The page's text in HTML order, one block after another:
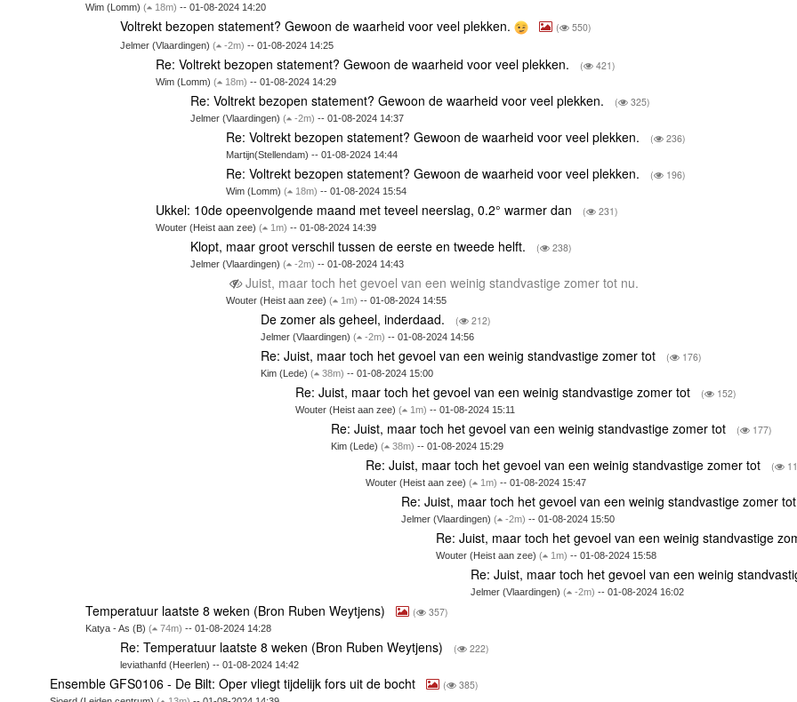
Wim (Lomm) ( 18m) -- 01-08-2024 14:20
Voltrekt bezopen statement? Gewoon de waarheid voor veel plekken. ( 550)
Jelmer (Vlaardingen)( -2m) -- 01-08-2024 14:25
Re: Voltrekt bezopen statement? Gewoon de waarheid voor veel plekken. ( 421)
Wim (Lomm) ( 18m) -- 01-08-2024 14:29
Re: Voltrekt bezopen statement? Gewoon de waarheid voor veel plekken. ( 325)
Jelmer (Vlaardingen)( -2m) -- 01-08-2024 14:37
Re: Voltrekt bezopen statement? Gewoon de waarheid voor veel plekken. ( 236)
Martijn(Stellendam) -- 01-08-2024 14:44
Re: Voltrekt bezopen statement? Gewoon de waarheid voor veel plekken. ( 196)
Wim (Lomm) ( 18m) -- 01-08-2024 15:54
Ukkel: 10de opeenvolgende maand met teveel neerslag, 0.2° warmer dan ( 231)
Wouter (Heist aan zee) ( 1m) -- 01-08-2024 14:39
Klopt, maar groot verschil tussen de eerste en tweede helft. ( 238)
Jelmer (Vlaardingen)( -2m) -- 01-08-2024 14:43
Juist, maar toch het gevoel van een weinig standvastige zomer tot nu.
Wouter (Heist aan zee) ( 1m) -- 01-08-2024 14:55
De zomer als geheel, inderdaad. ( 212)
Jelmer (Vlaardingen) ( -2m) -- 01-08-2024 14:56
Re: Juist, maar toch het gevoel van een weinig standvastige zomer tot ( 176)
Kim (Lede) ( 38m) -- 01-08-2024 15:00
Re: Juist, maar toch het gevoel van een weinig standvastige zomer tot ( 152)
Wouter (Heist aan zee)( 1m) -- 01-08-2024 15:11
Re: Juist, maar toch het gevoel van een weinig standvastige zomer tot ( 177)
Kim (Lede) ( 38m) -- 01-08-2024 15:29
Re: Juist, maar toch het gevoel van een weinig standvastige zomer tot (
Wouter (Heist aan zee)( 1m) -- 01-08-2024 15:47
Re: Juist, maar toch het gevoel van een weinig standvastige zomer tot
Jelmer (Vlaardingen) ( -2m) -- 01-08-2024 15:50
Re: Juist, maar toch het gevoel van een weinig standvastige
Wouter (Heist aan zee)( 1m) -- 01-08-2024 15:58
Re: Juist, maar toch het gevoel van een weinig
Jelmer (Vlaardingen)( -2m) -- 01-08-2024 16:02
Temperatuur laatste 8 weken (Bron Ruben Weytjens) ( 357)
Katya - As (B) ( 74m) -- 01-08-2024 14:28
Re: Temperatuur laatste 8 weken (Bron Ruben Weytjens) ( 222)
leviathanfd (Heerlen) -- 01-08-2024 14:42
Ensemble GFS0106 - De Bilt: Oper vliegt tijdelijk fors uit de bocht ( 385)